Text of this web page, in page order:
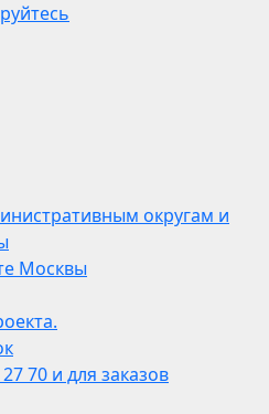
округам и
Москвы
70 и для заказов